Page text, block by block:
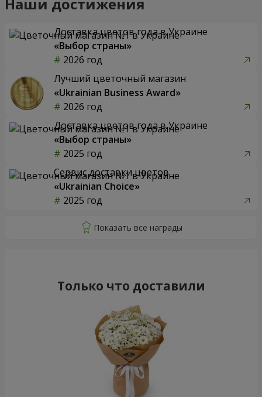
Наши достижения
Доставка цветов года в Украине
«Выбор страны»
2026 год
Лучший цветочный магазин
«Ukrainian Business Award»
2026 год
Доставка цветов года в Украине
«Выбор страны»
2025 год
Сервис доставки цветов
«Ukrainian Choice»
2025 год
Только что доставили